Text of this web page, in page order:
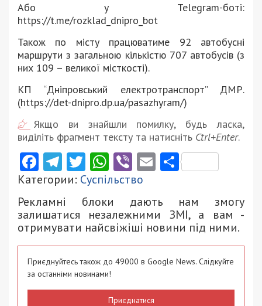
Або у Telegram-боті:
https://t.me/rozklad_dnipro_bot
Також по місту працюватиме 92 автобусні
маршрути з загальною кількістю 707 автобусів (з
них 109 – великої місткості).
КП “Дніпровський електротранспорт” ДМР.
(https://det-dnipro.dp.ua/pasazhyram/)
Якщо ви знайшли помилку, будь ласка,
виділіть фрагмент тексту та натисніть Ctrl+Enter.
Facebook
Telegram
Twitter
WhatsApp
ViberEmail
Категории: Суспільство
Рекламні блоки дають нам змогу
залишатися незалежними ЗМІ, а вам -
отримувати найсвіжіші новини під ними.
Приєднуйтесь також до 49000 в Google News. Слідкуйте
за останніми новинами!
Приєднатися